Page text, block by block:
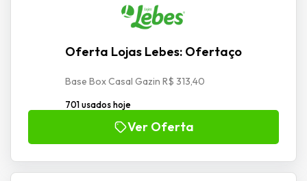
Oferta Lojas Lebes: Ofertaço
Base Box Casal Gazin R$ 313,40
701 usados hoje
Ver Oferta